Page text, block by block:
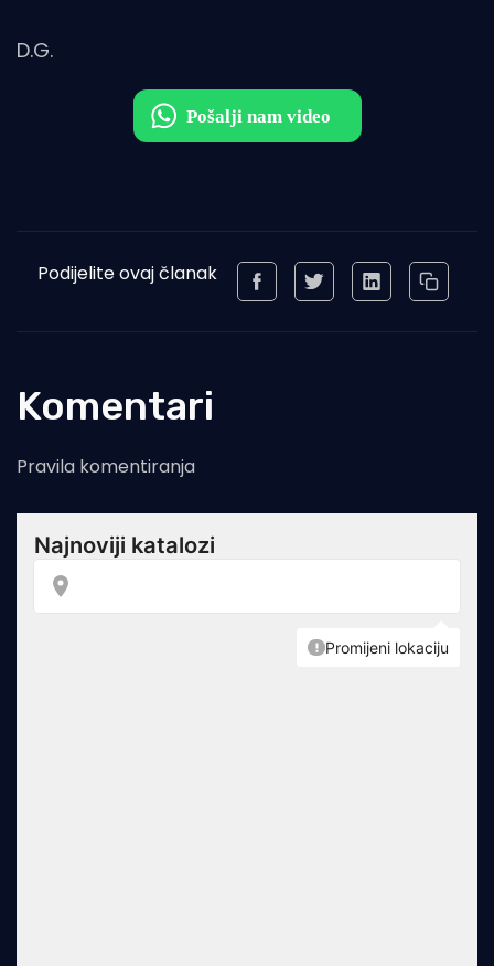
D.G.
Podijelite ovaj članak
Komentari
Pravila komentiranja